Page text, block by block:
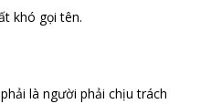
khó gọi tên.
là người phải chịu trách